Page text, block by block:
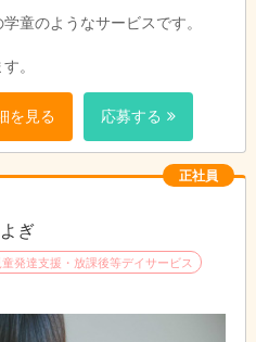
イトの方は、週１からＯＫで
ＯＫです。
法士、作業療法士、言語聴覚士
す。
校、長与校、葉山校で募集して
童のようなサービスです。
。
を見る 応募する
正社員
ぎ
童発達支援・放課後等デイサービス